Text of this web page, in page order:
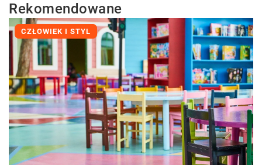
Rekomendowane
CZŁOWIEK I STYL